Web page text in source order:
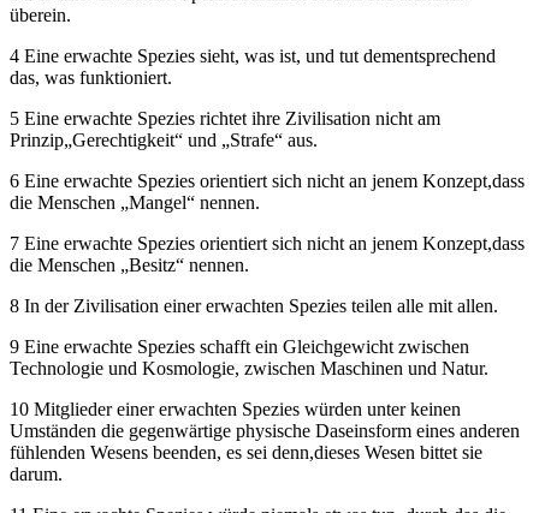
überein.
4 Eine erwachte Spezies sieht, was ist, und tut dementsprechend
das, was funktioniert.
5 Eine erwachte Spezies richtet ihre Zivilisation nicht am
Prinzip„Gerechtigkeit“ und „Strafe“ aus.
6 Eine erwachte Spezies orientiert sich nicht an jenem Konzept,dass
die Menschen „Mangel“ nennen.
7 Eine erwachte Spezies orientiert sich nicht an jenem Konzept,dass
die Menschen „Besitz“ nennen.
8 In der Zivilisation einer erwachten Spezies teilen alle mit allen.
9 Eine erwachte Spezies schafft ein Gleichgewicht zwischen
Technologie und Kosmologie, zwischen Maschinen und Natur.
10 Mitglieder einer erwachten Spezies würden unter keinen
Umständen die gegenwärtige physische Daseinsform eines anderen
fühlenden Wesens beenden, es sei denn,dieses Wesen bittet sie
darum.